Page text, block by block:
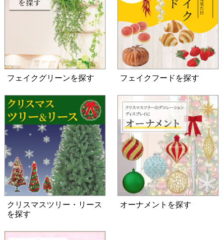
フェイクグリーンを探す フェイクフードを探す
クリスマスツリー・リース
を探す
オーナメントを探す